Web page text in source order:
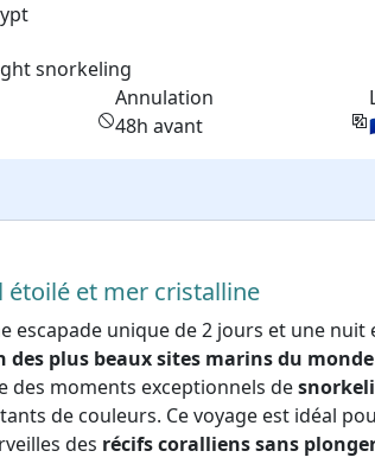
Annulation
48h avant
étoilé et mer cristalline
escapade unique de 2 jours et une nuit
des plus beaux sites marins du
des moments exceptionnels de
de couleurs. Ce voyage est idéal
des récifs coralliens sans